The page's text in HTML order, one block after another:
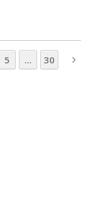
reading page
Page
5 ... Page
30